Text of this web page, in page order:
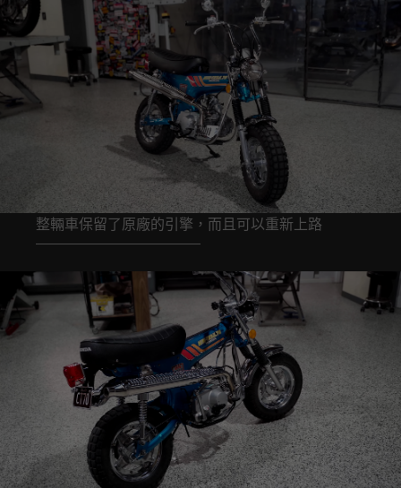
整輛車保留了原廠的引擎，而且可以重新上路